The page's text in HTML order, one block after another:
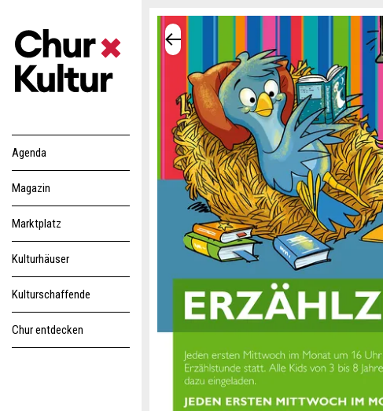
Agenda
Magazin
Marktplatz
Kulturhäuser
Kulturschaffende
Chur entdecken